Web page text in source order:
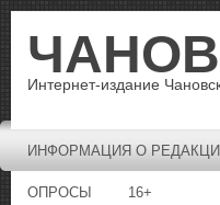
Интернет-издание
ИНФОРМАЦИЯ О
ОПРОСЫ 16+